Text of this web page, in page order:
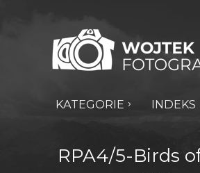
KATEGORIE INDEKS
RPA4/5-Birds